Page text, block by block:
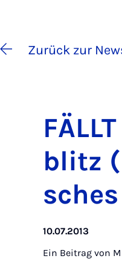
Zurück zur
blitz
10.07.2013
Ein Beitrag von